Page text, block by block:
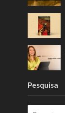
Pesquisa